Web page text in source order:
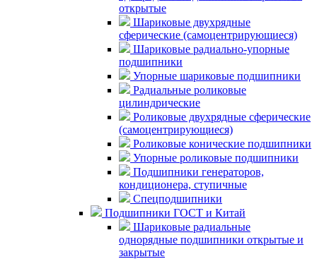
открытые
Шариковые двухрядные
сферические (самоцентрирующиеся)
Шариковые радиально-упорные
подшипники
Упорные шариковые подшипники
Радиальные роликовые
цилиндрические
Роликовые двухрядные сферические
(самоцентрирующиеся)
Роликовые конические подшипники
Упорные роликовые подшипники
Подшипники генераторов,
кондиционера, ступичные
Спецподшипники
Подшипники ГОСТ и Китай
Шариковые радиальные
однорядные подшипники открытые и
закрытые